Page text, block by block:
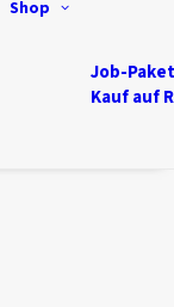
Shop
Job-
Kauf auf